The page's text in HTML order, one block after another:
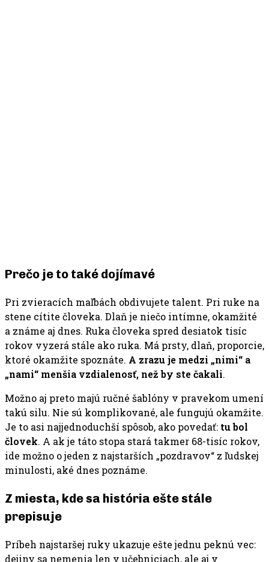
Prečo je to také dojímavé
Pri zvieracích maľbách obdivujete talent. Pri ruke na
stene cítite človeka. Dlaň je niečo intímne, okamžité
a známe aj dnes. Ruka človeka spred desiatok tisíc
rokov vyzerá stále ako ruka. Má prsty, dlaň, proporcie,
ktoré okamžite spoznáte. A zrazu je medzi „nimi“ a
„nami“ menšia vzdialenosť, než by ste čakali.
Možno aj preto majú ručné šablóny v pravekom umení
takú silu. Nie sú komplikované, ale fungujú okamžite.
Je to asi najjednoduchší spôsob, ako povedať: tu bol
človek. A ak je táto stopa stará takmer 68-tisíc rokov,
ide možno o jeden z najstarších „pozdravov“ z ľudskej
minulosti, aké dnes poznáme.
Z miesta, kde sa história ešte stále
prepisuje
Príbeh najstaršej ruky ukazuje ešte jednu peknú vec:
dejiny sa nemenia len v učebniciach, ale aj v